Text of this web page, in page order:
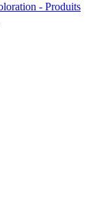
- Produits